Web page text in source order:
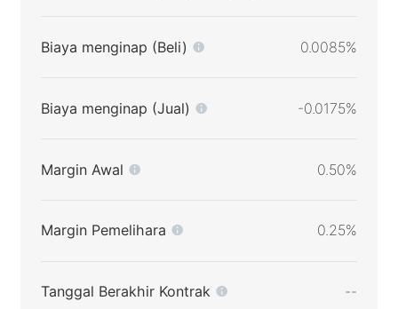
Biaya menginap (Beli) 0.0085%
Biaya menginap (Jual) -0.0175%
Margin Awal 0.50%
Margin Pemelihara 0.25%
Tanggal Berakhir Kontrak --